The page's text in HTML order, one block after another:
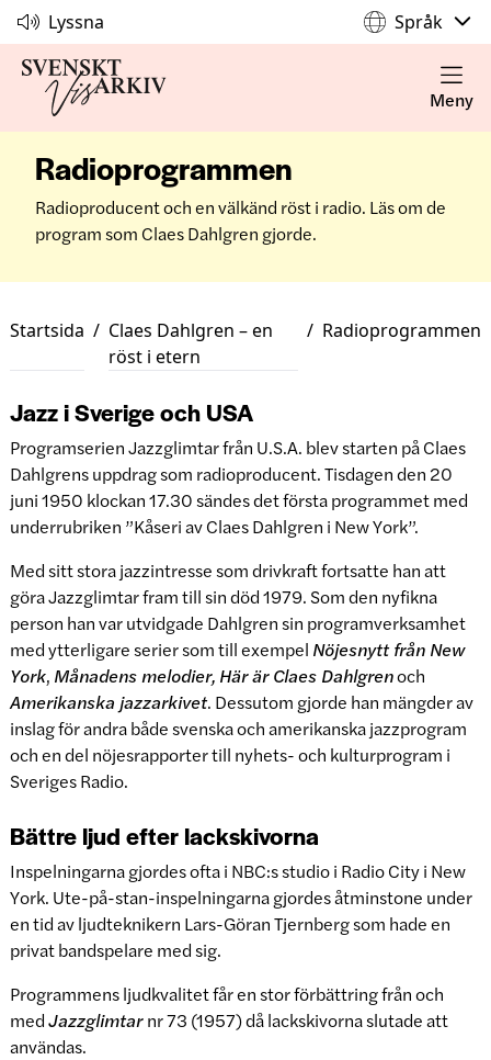
Lyssna Språk
Meny
Radioprogrammen
Radioproducent och en välkänd röst i radio. Läs om de
program som Claes Dahlgren gjorde.
Startsida / Claes Dahlgren – en
röst i etern
/ Radioprogrammen
Jazz i Sverige och USA
Programserien Jazzglimtar från U.S.A. blev starten på Claes
Dahlgrens uppdrag som radioproducent. Tisdagen den 20
juni 1950 klockan 17.30 sändes det första programmet med
underrubriken ”Kåseri av Claes Dahlgren i New York”.
Med sitt stora jazzintresse som drivkraft fortsatte han att
göra Jazzglimtar fram till sin död 1979. Som den nyfikna
person han var utvidgade Dahlgren sin programverksamhet
med ytterligare serier som till exempel Nöjesnytt från New
York, Månadens melodier, Här är Claes Dahlgrenoch
Amerikanska jazzarkivet. Dessutom gjorde han mängder av
inslag för andra både svenska och amerikanska jazzprogram
och en del nöjesrapporter till nyhets- och kulturprogram i
Sveriges Radio.
Bättre ljud efter lackskivorna
Inspelningarna gjordes ofta i NBC:s studio i Radio City i New
York. Ute-på-stan-inspelningarna gjordes åtminstone under
en tid av ljudteknikern Lars-Göran Tjernberg som hade en
privat bandspelare med sig.
Programmens ljudkvalitet får en stor förbättring från och
medJazzglimtarnr 73 (1957) då lackskivorna slutade att
användas.